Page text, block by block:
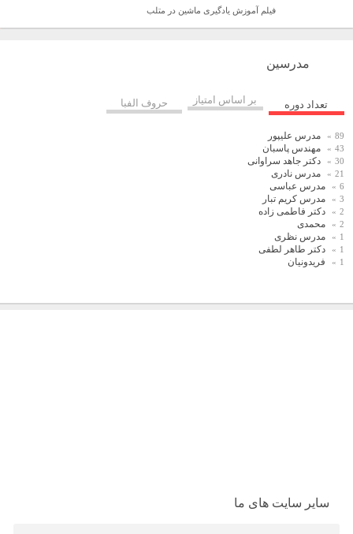
فیلم آموزش یادگیری ماشین در متلب
مدرسین
تعداد دوره بر اساس امتیاز حروف الفبا
89 مدرس علیپور
43 مهندس پاسبان
30 دکتر جاهد سراوانی
21 مدرس نادری
6 مدرس عباسی
3 مدرس کریم تبار
2 دکتر فاطمی زاده
2 محمدی
1 مدرس نظری
1 دکتر طاهر لطفی
1 فریدونیان
سایر سایت های ما